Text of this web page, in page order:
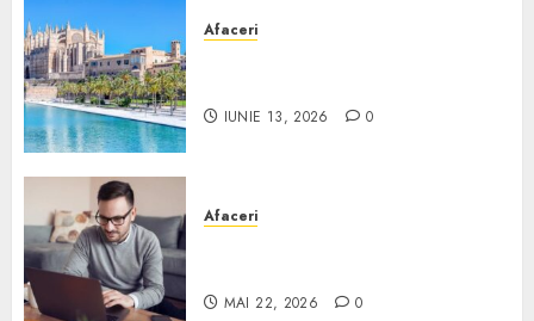
Afaceri
IUNIE 13, 2026 0
Afaceri
MAI 22, 2026 0